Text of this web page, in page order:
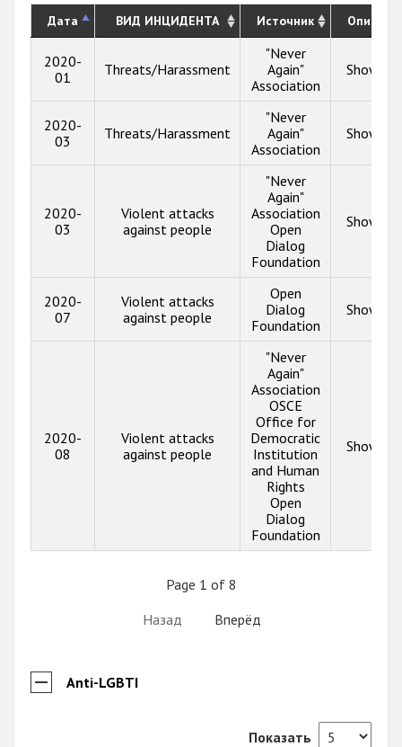
Дата ВИД ИНЦИДЕНТА Источник
2020-
01
Threats/Harassment
"Never
Again"
Association
Show
2020-
03
Threats/Harassment
"Never
Again"
Association
Show
2020-
03
Violent attacks
against people
"Never
Again"
Association
Open
Dialog
Foundation
Show
2020-
07
Violent attacks
against people
Open
Dialog
Foundation
Show
2020-
08
Violent attacks
against people
"Never
Again"
Association
OSCE
Office for
Democratic
Institution
and Human
Rights
Open
Dialog
Foundation
Show
Page 1 of 8
Назад
Вперёд
Anti-LGBTI
Показать